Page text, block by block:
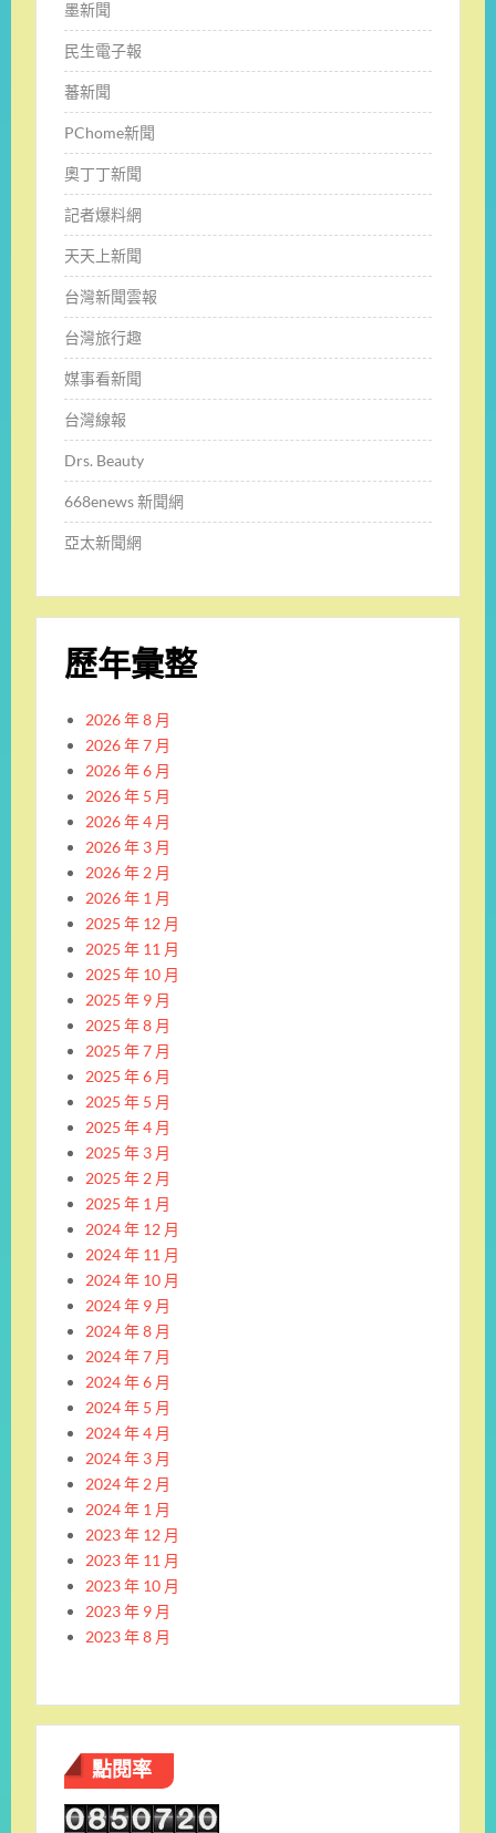
墨新聞
民生電子報
蕃新聞
PChome新聞
奧丁丁新聞
記者爆料網
天天上新聞
台灣新聞雲報
台灣旅行趣
媒事看新聞
台灣線報
Drs. Beauty
668enews 新聞網
亞太新聞網
歷年彙整
2026 年 8 月
2026 年 7 月
2026 年 6 月
2026 年 5 月
2026 年 4 月
2026 年 3 月
2026 年 2 月
2026 年 1 月
2025 年 12 月
2025 年 11 月
2025 年 10 月
2025 年 9 月
2025 年 8 月
2025 年 7 月
2025 年 6 月
2025 年 5 月
2025 年 4 月
2025 年 3 月
2025 年 2 月
2025 年 1 月
2024 年 12 月
2024 年 11 月
2024 年 10 月
2024 年 9 月
2024 年 8 月
2024 年 7 月
2024 年 6 月
2024 年 5 月
2024 年 4 月
2024 年 3 月
2024 年 2 月
2024 年 1 月
2023 年 12 月
2023 年 11 月
2023 年 10 月
2023 年 9 月
2023 年 8 月
點閱率